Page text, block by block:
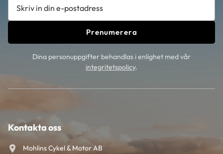
Prenumerera
Dina personuppgifter behandlas i enlighet med vår
integritetspolicy.
Kontakta oss
Mohlins Cykel & Motor AB